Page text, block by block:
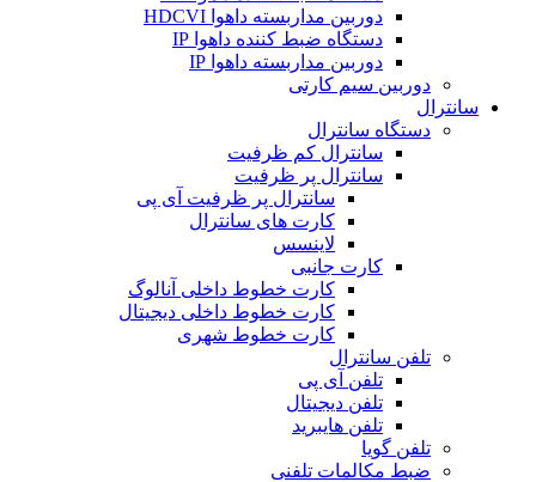
دوربین مداربسته داهوا HDCVI
دستگاه ضبط کننده داهوا IP
دوربین مداربسته داهوا IP
دوربین سیم کارتی
سانترال
دستگاه سانترال
سانترال کم ظرفیت
سانترال پر ظرفیت
سانترال پر ظرفیت آی پی
کارت های سانترال
لاینسس
کارت جانبی
کارت خطوط داخلی آنالوگ
کارت خطوط داخلی دیجیتال
کارت خطوط شهری
تلفن سانترال
تلفن آی پی
تلفن دیجیتال
تلفن هایبرید
تلفن گویا
ضبط مکالمات تلفنی